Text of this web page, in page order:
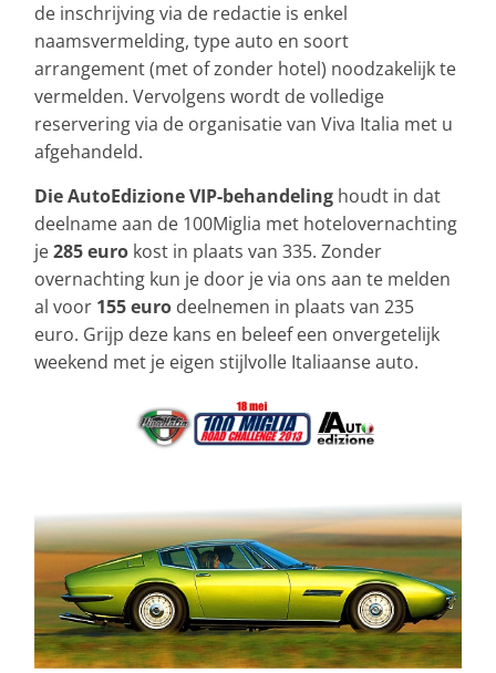
de inschrijving via de redactie is enkel
naamsvermelding, type auto en soort
arrangement (met of zonder hotel) noodzakelijk te
vermelden. Vervolgens wordt de volledige
reservering via de organisatie van Viva Italia met u
afgehandeld.
Die AutoEdizione VIP-behandeling houdt in dat
deelname aan de 100Miglia met hotelovernachting
je285 euro kost in plaats van 335. Zonder
overnachting kun je door je via ons aan te melden
al voor 155 euro deelnemen in plaats van 235
euro. Grijp deze kans en beleef een onvergetelijk
weekend met je eigen stijlvolle Italiaanse auto.